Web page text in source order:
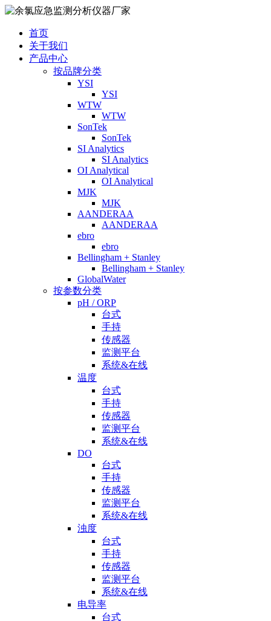
首页
关于我们
产品中心
按品牌分类
YSI
YSI
WTW
WTW
SonTek
SonTek
SI Analytics
SI Analytics
OI Analytical
OI Analytical
MJK
MJK
AANDERAA
AANDERAA
ebro
ebro
Bellingham + Stanley
Bellingham + Stanley
GlobalWater
按参数分类
pH / ORP
台式
手持
传感器
监测平台
系统&在线
温度
台式
手持
传感器
监测平台
系统&在线
DO
台式
手持
传感器
监测平台
系统&在线
浊度
台式
手持
传感器
监测平台
系统&在线
电导率
台式